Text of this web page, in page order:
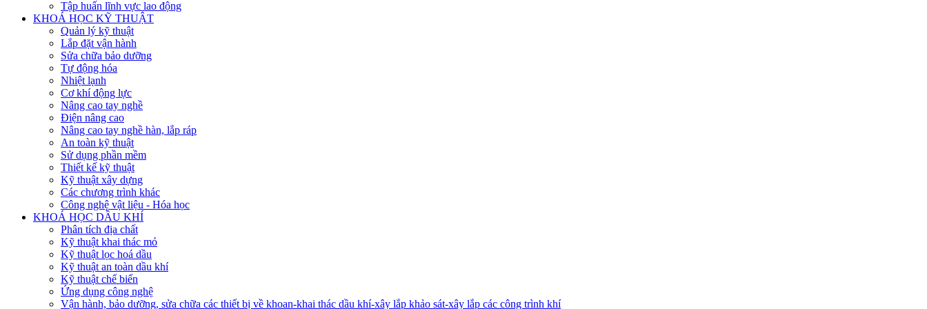
Tập huấn lĩnh vực lao động
KHOÁ HỌC KỸ THUẬT
Quản lý kỹ thuật
Lắp đặt vận hành
Sửa chữa bảo dưỡng
Tự động hóa
Nhiệt lạnh
Cơ khí động lực
Nâng cao tay nghề
Điện nâng cao
Nâng cao tay nghề hàn, lắp ráp
An toàn kỹ thuật
Sử dụng phần mềm
Thiết kế kỹ thuật
Kỹ thuật xây dựng
Các chương trình khác
Công nghệ vật liệu - Hóa học
KHOÁ HỌC DẦU KHÍ
Phân tích địa chất
Kỹ thuật khai thác mỏ
Kỹ thuật lọc hoá dầu
Kỹ thuật an toàn dầu khí
Kỹ thuật chế biến
Ứng dụng công nghệ
Vận hành, bảo dưỡng, sửa chữa các thiết bị về khoan-khai thác dầu khí-xây lắp khảo sát-xây lắp các công trình khí